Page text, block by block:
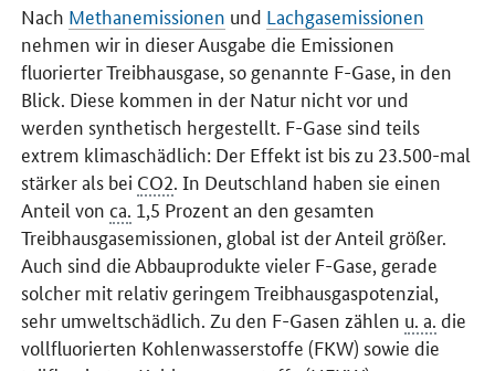
Nach Methanemissionen und Lachgasemissionen
nehmen wir in dieser Ausgabe die Emissionen
fluorierter Treibhausgase, so genannte F-Gase, in den
Blick. Diese kommen in der Natur nicht vor und
werden synthetisch hergestellt. F-Gase sind teils
extrem klimaschädlich: Der Effekt ist bis zu 23.500-mal
stärker als bei CO2 . In Deutschland haben sie einen
Anteil vonca. 1,5 Prozent an den gesamten
Treibhausgasemissionen, global ist der Anteil größer.
Auch sind die Abbauprodukte vieler F-Gase, gerade
solcher mit relativ geringem Treibhausgaspotenzial,
sehr umweltschädlich. Zu den F-Gasen zählen u. a. die
vollfluorierten Kohlenwasserstoffe (FKW) sowie die